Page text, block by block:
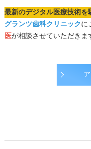
最新のデジタル医療技術
グランツ歯科クリニックに
医が相談させていただきま